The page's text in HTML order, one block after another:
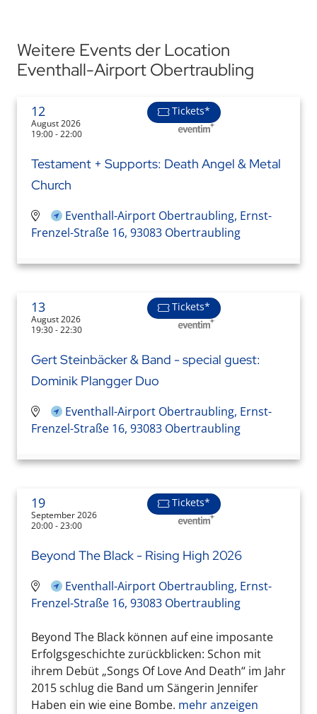
Weitere Events der Location
Eventhall-Airport Obertraubling
12
August 2026
19:00 - 22:00
Tickets*
Testament + Supports: Death Angel & Metal
Church
Eventhall-Airport Obertraubling, Ernst-
Frenzel-Straße 16, 93083 Obertraubling
13
August 2026
19:30 - 22:30
Tickets*
Gert Steinbäcker & Band - special guest:
Dominik Plangger Duo
Eventhall-Airport Obertraubling, Ernst-
Frenzel-Straße 16, 93083 Obertraubling
19
September 2026
20:00 - 23:00
Tickets*
Beyond The Black - Rising High 2026
Eventhall-Airport Obertraubling, Ernst-
Frenzel-Straße 16, 93083 Obertraubling
Beyond The Black können auf eine imposante
Erfolgsgeschichte zurückblicken: Schon mit
ihrem Debüt „Songs Of Love And Death“ im Jahr
2015 schlug die Band um Sängerin Jennifer
Haben ein wie eine Bombe. mehr anzeigen